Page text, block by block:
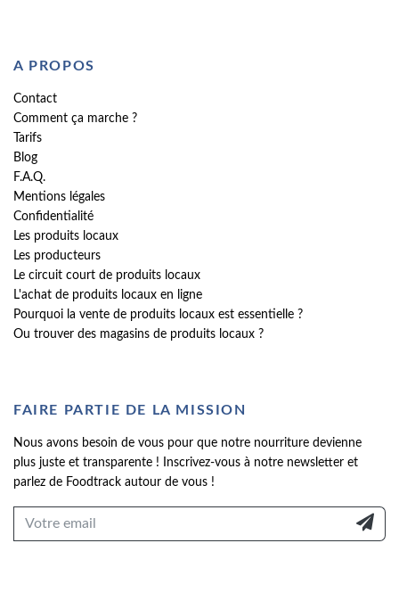
A PROPOS
Contact
Comment ça marche ?
Tarifs
Blog
F.A.Q.
Mentions légales
Confidentialité
Les produits locaux
Les producteurs
Le circuit court de produits locaux
L'achat de produits locaux en ligne
Pourquoi la vente de produits locaux est essentielle ?
Ou trouver des magasins de produits locaux ?
FAIRE PARTIE DE LA MISSION
Nous avons besoin de vous pour que notre nourriture devienne
plus juste et transparente ! Inscrivez-vous à notre newsletter et
parlez de Foodtrack autour de vous !